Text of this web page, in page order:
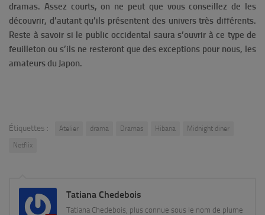
dramas. Assez courts, on ne peut que vous conseillez de les
découvrir, d’autant qu’ils présentent des univers très différents.
Reste à savoir si le public occidental saura s’ouvrir à ce type de
feuilleton ou s’ils ne resteront que des exceptions pour nous, les
amateurs du Japon.
Étiquettes : Atelier drama Dramas Hibana
Midnight diner
Netflix
Tatiana Chedebois
Tatiana Chedebois, plus connue sous le nom de plume